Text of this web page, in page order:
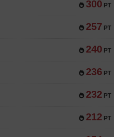
300 PT
257 PT
240 PT
236 PT
232 PT
212 PT